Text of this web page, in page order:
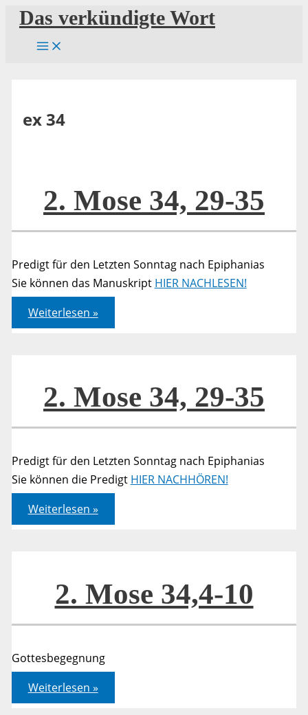
Zum
Inhalt
springen
Das verkündigte Wort
ex 34
2. Mose 34, 29-35
Predigt für den Letzten Sonntag nach Epiphanias
Sie können das Manuskript HIER NACHLESEN!
2.
Mose
34,
Weiterlesen »
2. Mose 34, 29-35
Predigt für den Letzten Sonntag nach Epiphanias
Sie können die Predigt HIER NACHHÖREN!
2.
Mose
34,
Weiterlesen »
2. Mose 34,4-10
Gottesbegegnung
2.
Mose
34,4-
Weiterlesen »